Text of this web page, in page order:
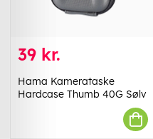
39 kr.
Hama Kamerataske
Hardcase Thumb 40G Sølv